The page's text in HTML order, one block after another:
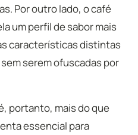
Por outro lado, o café
um perfil de sabor mais
características distintas
serem ofuscadas por
portanto, mais do que
essencial para